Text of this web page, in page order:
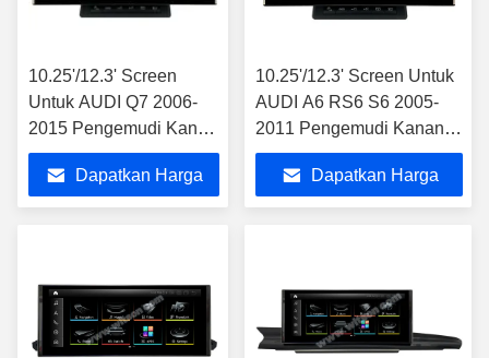
10.25'/12.3' Screen
Untuk AUDI Q7 2006-
2015 Pengemudi Kanan
Android Multimedia
PlayerDapatkan Harga
10.25'/12.3' Screen Untuk
AUDI A6 RS6 S6 2005-
2011 Pengemudi Kanan
Android Multimedia Player
Dapatkan Harga